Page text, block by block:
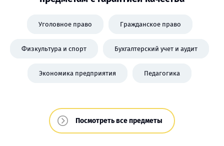
Уголовное право Гражданское право
Физкультура и спорт Бухгалтерский учет и аудит
Экономика предприятия Педагогика
Посмотреть все предметы